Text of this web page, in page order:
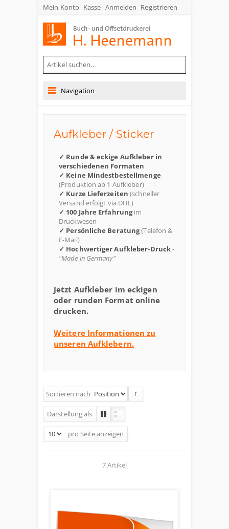
Mein Konto Kasse Anmelden Registrieren
Navigation
Aufkleber / Sticker
✓ Runde & eckige Aufkleber in
verschiedenen Formaten
✓ Keine Mindestbestellmenge
(Produktion ab 1 Aufkleber)
✓ Kurze Lieferzeiten (schneller
Versand erfolgt via DHL)
✓ 100 Jahre Erfahrungim
Druckwesen
✓ Persönliche Beratung(Telefon &
E-Mail)
✓ Hochwertiger Aufkleber-Druck-
"Made in Germany"
Jetzt Aufkleber im eckigen
oder runden Format online
drucken.
Weitere Informationen zu
unseren Aufklebern.
Sortieren nach
Darstellung als
pro Seiteanzeigen
7 Artikel